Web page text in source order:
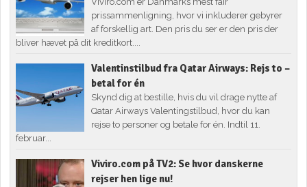
prissammenligning, hvor vi inkluderer gebyrer
af forskellig art. Den pris du ser er den pris der
bliver hævet på dit kreditkort....
Valentinstilbud fra Qatar Airways: Rejs to –
betal for én
Skynd dig at bestille, hvis du vil drage nytte af
Qatar Airways Valentingstilbud, hvor du kan
rejse to personer og betale for én. Indtil 11.
februar...
Viviro.com på TV2: Se hvor danskerne
rejser hen lige nu!